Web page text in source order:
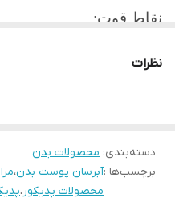
لوندر یا نوتلا وانیل.
مناسب برای پوست‌های
خشکی با ترکیبات مغذی
نحوه استفاده
نقاط قوت:
واقعا مفید است.
لحظه‌ای؛ بنابراین به
پوست بدن می‌تواند خوب
نقاط قابل توجه /
نظرات
دسته‌بندی: محصولات بدن
برچسب‌ها :آبرسان پوست بدن،
محصولات پدیکور،